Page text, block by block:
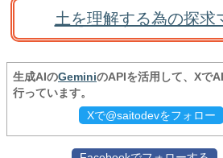
土を理解する為の探求
生成AIのGeminiのAPIを活用して、Xで
行っています。
Xで@saitodevをフォロー